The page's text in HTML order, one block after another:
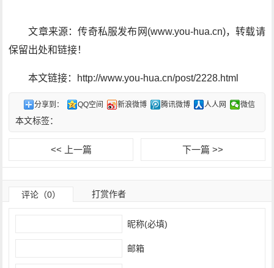
文章来源：传奇私服发布网(www.you-hua.cn)，转载请
保留出处和链接！
本文链接：http://www.you-hua.cn/post/2228.html
分享到： QQ空间 新浪微博 腾讯微博 人人网 微信
本文标签：
<< 上一篇 下一篇 >>
评论（0） 打赏作者
昵称(必填)
邮箱